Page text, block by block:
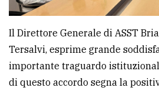
PRIVACY
Il Direttore Generale di ASST
Tersalvi, esprime grande
importante traguardo
di questo accordo segna la